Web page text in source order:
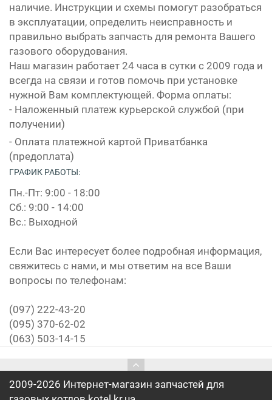
наличие. Инструкции и схемы помогут разобраться
в эксплуатации, определить неисправность и
правильно выбрать запчасть для ремонта Вашего
газового оборудования.
Наш магазин работает 24 часа в сутки с 2009 года и
всегда на связи и готов помочь при установке
нужной Вам комплектующей. Форма оплаты:
- Наложенный платеж курьерской службой (при
получении)
- Оплата платежной картой Приватбанка
(предоплата)
ГРАФИК РАБОТЫ:
Пн.-Пт: 9:00 - 18:00
Сб.: 9:00 - 14:00
Вс.: Выходной
Если Вас интересует более подробная информация,
свяжитесь с нами, и мы ответим на все Ваши
вопросы по телефонам:
(097) 222-43-20
(095) 370-62-02
(063) 503-14-15
2009-2026 Интернет-магазин запчастей для